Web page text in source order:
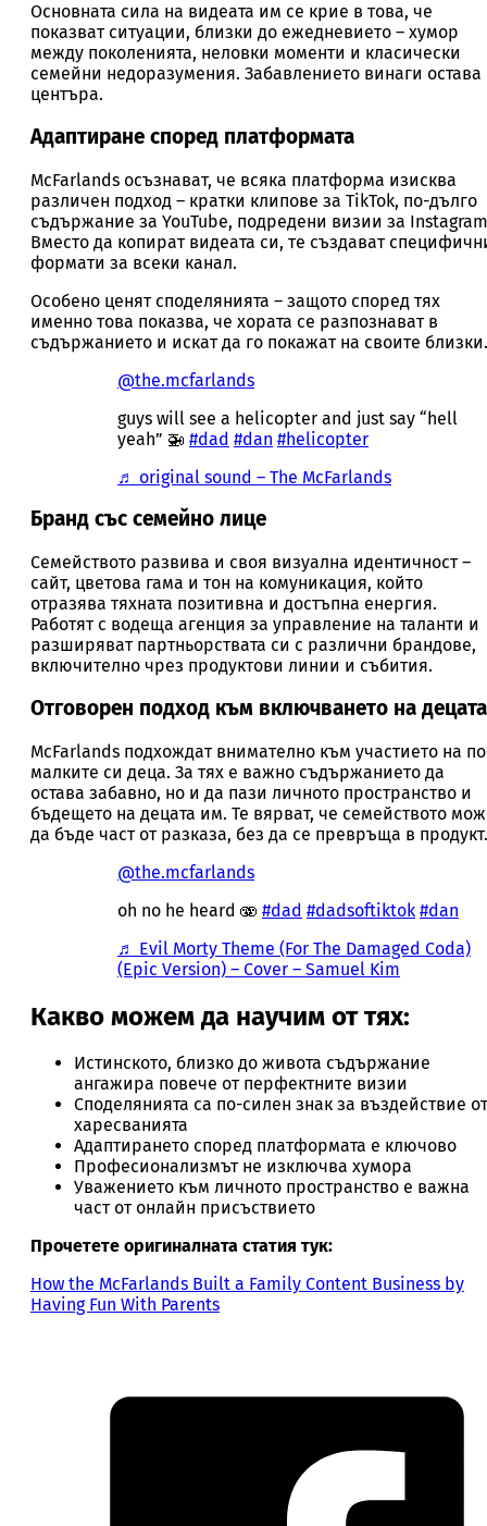
Основната сила на видеата им се крие в това, че
показват ситуации, близки до ежедневието – хумор
между поколенията, неловки моменти и класически
семейни недоразумения. Забавлението винаги остава
центъра.
Адаптиране според платформата
McFarlands осъзнават, че всяка платформа изисква
различен подход – кратки клипове за TikTok, по-дълго
съдържание за YouTube, подредени визии за
Вместо да копират видеата си, те създават
формати за всеки канал.
Особено ценят споделянията – защото според тях
именно това показва, че хората се разпознават в
съдържанието и искат да го покажат на своите близки.
@the.mcfarlands
guys will see a helicopter and just say “hell
yeah” 🚁 #dad #dan #helicopter
♬ original sound – The McFarlands
Бранд със семейно лице
Семейството развива и своя визуална идентичност –
сайт, цветова гама и тон на комуникация, който
отразява тяхната позитивна и достъпна енергия.
Работят с водеща агенция за управление на таланти и
разширяват партньорствата си с различни брандове,
включително чрез продуктови линии и събития.
Отговорен подход към включването на децата
McFarlands подхождат внимателно към участието на
малките си деца. За тях е важно съдържанието да
остава забавно, но и да пази личното пространство и
бъдещето на децата им. Те вярват, че семейството
да бъде част от разказа, без да се превръща в продукт.
@the.mcfarlands
oh no he heard 🫨 #dad #dadsoftiktok #dan
♬ Evil Morty Theme (For The Damaged Coda)
(Epic Version) – Cover – Samuel Kim
Какво можем да научим от тях:
Истинското, близко до живота съдържание
ангажира повече от перфектните визии
Споделянията са по-силен знак за въздействие от
харесванията
Адаптирането според платформата е ключово
Професионализмът не изключва хумора
Уважението към личното пространство е важна
част от онлайн присъствието
Прочетете оригиналната статия тук:
How the McFarlands Built a Family Content Business by
Having Fun With Parents